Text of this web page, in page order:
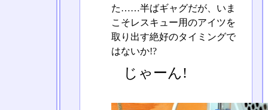
た……半ばギャグだが、いま
こそレスキュー用のアイツを
取り出す絶好のタイミングで
はないか!?
じゃーん!